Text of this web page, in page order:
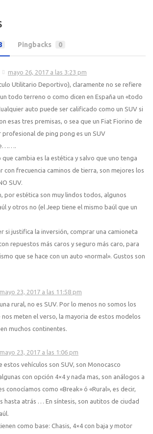
Pingbacks 0
mayo 26, 2017 a las 3:23 pm
Utilitario Deportivo), claramente no se refiere
un todo terreno o como dicen en España un «todo
auto puede ser calificado como un SUV si
esas tres premisas, o sea que un Fiat Fiorino de
profesional de ping pong es un SUV
que cambia es la estética y salvo que uno tenga
con frecuencia caminos de tierra, son mejores los
SUV.
por estética son muy lindos todos, algunos
y otros no (el Jeep tiene el mismo baúl que un
si justifica la inversión, comprar una camioneta
repuestos más caros y seguro más caro, para
que se hace con un auto «normal». Gustos son
mayo 23, 2017 a las 11:58 pm
rural, no es SUV. Por lo menos no somos los
nos meten el verso, la mayoria de estos modelos
muchos continentes.
mayo 23, 2017 a las 1:06 pm
estos vehículos son SUV, son Monocasco
con opción 4×4 y nada mas, son análogos a
conocíamos como «Break» ó «Rural», es decir,
hasta atrás … En síntesis, son autitos de ciudad
como base: Chasis, 4×4 con baja y motor